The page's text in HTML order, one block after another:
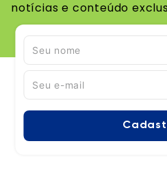
notícias e conteúdo